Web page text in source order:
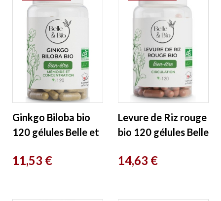
Ginkgo Biloba bio
120 gélules Belle et
Prix
11,53 €
Levure de Riz rouge
bio 120 gélules Belle
Prix
14,63 €